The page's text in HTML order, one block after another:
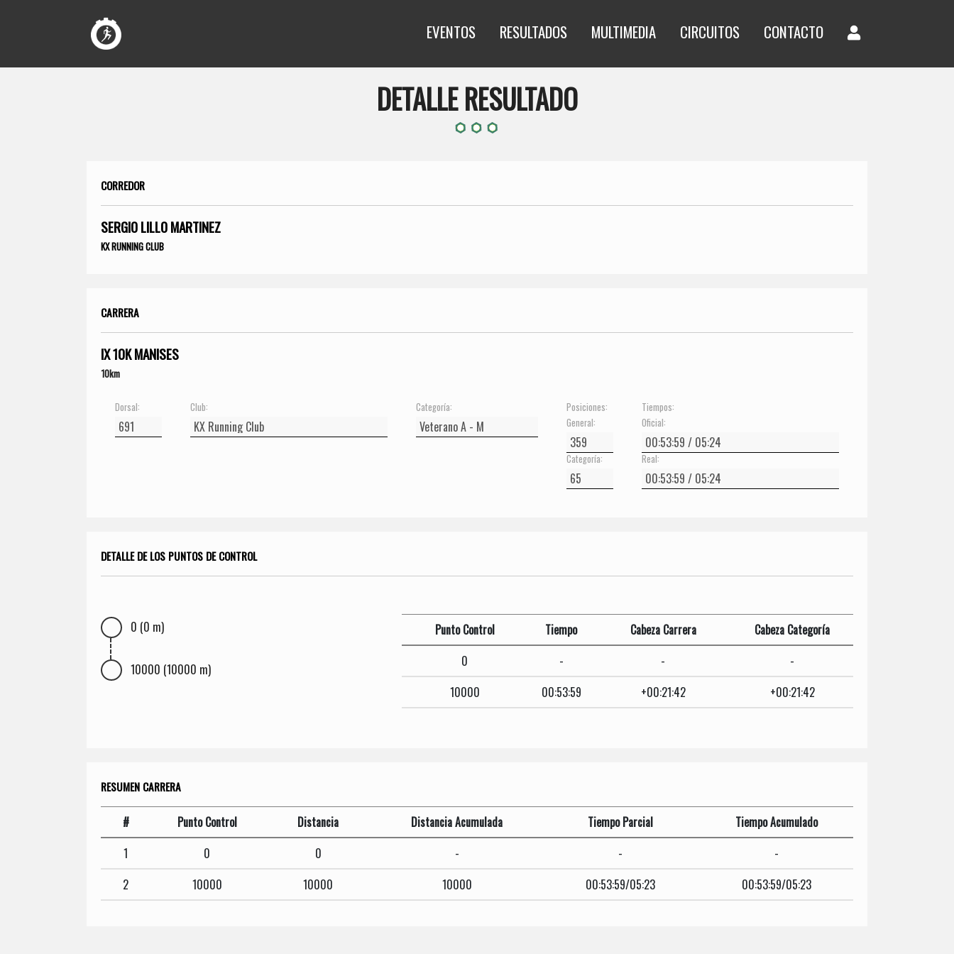
EVENTOS RESULTADOS MULTIMEDIA CIRCUITOS CONTACTO
DETALLE RESULTADO
CORREDOR
SERGIO LILLO MARTINEZ
KX RUNNING CLUB
CARRERA
IX 10K MANISES
10km
Dorsal: Club: Categoría:
Posiciones:
General:
Categoría:
Tiempos:
Oficial:
Real:
DETALLE DE LOS PUNTOS DE CONTROL
0 (0 m)
10000 (10000 m)
Punto Control Tiempo Cabeza Carrera
Cabeza Categoría
0
- -
-
10000
00:53:59 +00:21:42 +00:21:42
RESUMEN CARRERA
# Punto Control Distancia Distancia Acumulada Tiempo Parcial
Tiempo Acumulado
1
0 0 - -
-
2
10000 10000 10000 00:53:59/05:23 00:53:59/05:23